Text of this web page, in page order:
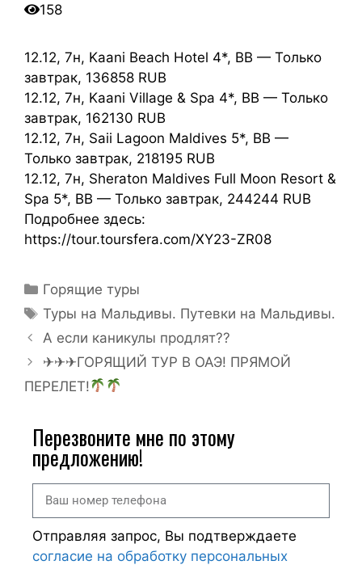
158
12.12, 7н, Kaani Beach Hotel 4*, BB — Только
завтрак, 136858 RUB
12.12, 7н, Kaani Village & Spa 4*, BB — Только
завтрак, 162130 RUB
12.12, 7н, Saii Lagoon Maldives 5*, BB —
Только завтрак, 218195 RUB
12.12, 7н, Sheraton Maldives Full Moon Resort &
Spa 5*, BB — Только завтрак, 244244 RUB
Подробнее здесь:
https://tour.toursfera.com/XY23-ZR08
Горящие туры
Туры на Мальдивы. Путевки на Мальдивы.
А если каникулы продлят??
✈✈✈ГОРЯЩИЙ ТУР В ОАЭ! ПРЯМОЙ
ПЕРЕЛЕТ!
Перезвоните мне по этому
предложению!
Отправляя запрос, Вы подтверждаете
согласие на обработку персональных